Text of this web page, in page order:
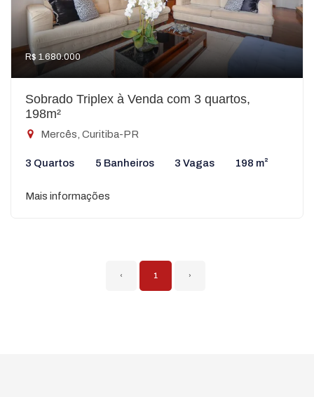
R$ 1.680.000
Sobrado Triplex à Venda com 3 quartos,
198m²
Mercês, Curitiba-PR
3 Quartos 5 Banheiros 3 Vagas 198 m²
Mais informações
‹ 1 ›